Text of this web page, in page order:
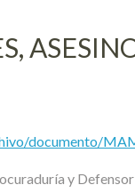
documento/
y